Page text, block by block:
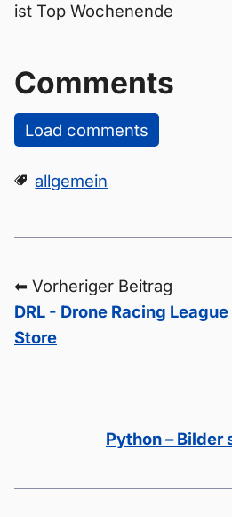
ist Top Wochenende
Comments
Load comments
allgemein
⬅ Vorheriger Beitrag
DRL - Drone Racing
Store
Python – Bilder